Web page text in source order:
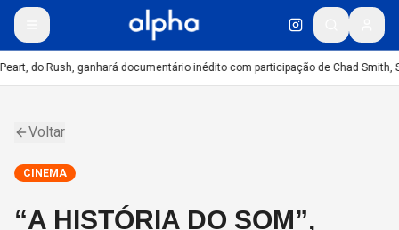
do Rush, ganhará documentário inédito com participação de Chad Smith,
Voltar
CINEMA
“A HISTÓRIA DO SOM”,